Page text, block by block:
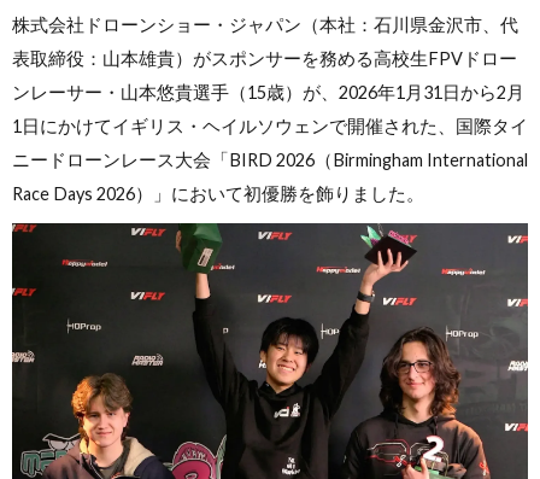
株式会社ドローンショー・ジャパン（本社：石川県金沢市、代
表取締役：山本雄貴）がスポンサーを務める高校生FPVドロー
ンレーサー・山本悠貴選手（15歳）が、2026年1月31日から2月
1日にかけてイギリス・ヘイルソウェンで開催された、国際タイ
ニードローンレース大会「BIRD 2026（Birmingham International
Race Days 2026）」において初優勝を飾りました。